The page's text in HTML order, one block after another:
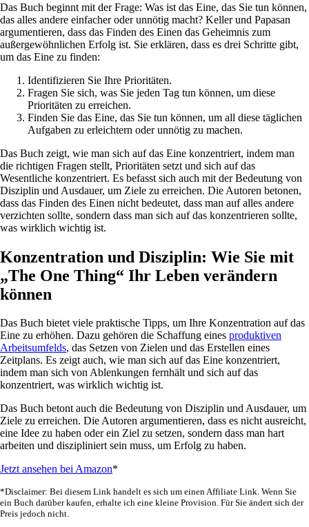
Das Buch beginnt mit der Frage: Was ist das Eine, das Sie tun können,
das alles andere einfacher oder unnötig macht? Keller und Papasan
argumentieren, dass das Finden des Einen das Geheimnis zum
außergewöhnlichen Erfolg ist. Sie erklären, dass es drei Schritte gibt,
um das Eine zu finden:
Identifizieren Sie Ihre Prioritäten.
Fragen Sie sich, was Sie jeden Tag tun können, um diese
Prioritäten zu erreichen.
Finden Sie das Eine, das Sie tun können, um all diese täglichen
Aufgaben zu erleichtern oder unnötig zu machen.
Das Buch zeigt, wie man sich auf das Eine konzentriert, indem man
die richtigen Fragen stellt, Prioritäten setzt und sich auf das
Wesentliche konzentriert. Es befasst sich auch mit der Bedeutung von
Disziplin und Ausdauer, um Ziele zu erreichen. Die Autoren betonen,
dass das Finden des Einen nicht bedeutet, dass man auf alles andere
verzichten sollte, sondern dass man sich auf das konzentrieren sollte,
was wirklich wichtig ist.
Konzentration und Disziplin: Wie Sie mit
„The One Thing“ Ihr Leben verändern
können
Das Buch bietet viele praktische Tipps, um Ihre Konzentration auf das
Eine zu erhöhen. Dazu gehören die Schaffung eines produktiven
Arbeitsumfelds, das Setzen von Zielen und das Erstellen eines
Zeitplans. Es zeigt auch, wie man sich auf das Eine konzentriert,
indem man sich von Ablenkungen fernhält und sich auf das
konzentriert, was wirklich wichtig ist.
Das Buch betont auch die Bedeutung von Disziplin und Ausdauer, um
Ziele zu erreichen. Die Autoren argumentieren, dass es nicht ausreicht,
eine Idee zu haben oder ein Ziel zu setzen, sondern dass man hart
arbeiten und diszipliniert sein muss, um Erfolg zu haben.
Jetzt ansehen bei Amazon*
*Disclaimer: Bei diesem Link handelt es sich um einen Affiliate Link. Wenn Sie
ein Buch darüber kaufen, erhalte ich eine kleine Provision. Für Sie ändert sich der
Preis jedoch nicht.